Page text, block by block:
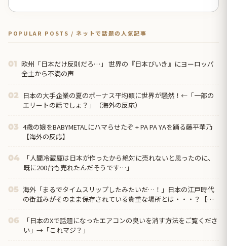
POPULAR POSTS / ネットで話題の人気記事
01 欧州「日本だけ反則だろ…」 世界の『日本びいき』にヨーロッパ
全土から不満の声
02
日本の大手企業の夏のボーナス平均額に世界が騒然！←「一部の
エリートの話でしょ？」（海外の反応）
03 4歳の娘をBABYMETALにハマらせたぞ + PA PA YAを踊る藤平華乃
【海外の反応】
04
「人間冷蔵庫は日本が作ったから絶対に売れないと思ったのに、
既に200台も売れたんだそうです…」
05 海外「まるでタイムスリップしたみたいだ…！」日本の江戸時代
の街並みがそのまま保存されている貴重な場所とは・・・？【海
06
「日本のXで話題になったエアコンの臭いを消す方法をご覧くださ
い」→「これマジ？」